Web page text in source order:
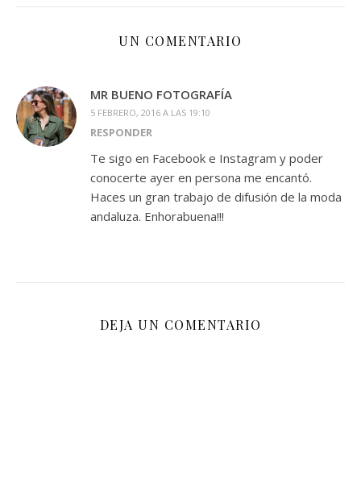
UN COMENTARIO
MR BUENO FOTOGRAFÍA
5 FEBRERO, 2016 A LAS 19:10
RESPONDER
Te sigo en Facebook e Instagram y poder
conocerte ayer en persona me encantó.
Haces un gran trabajo de difusión de la moda
andaluza. Enhorabuena!!!
DEJA UN COMENTARIO